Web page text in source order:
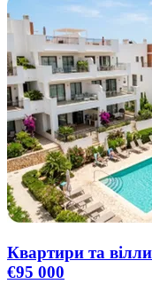
Квартири та
€95 000